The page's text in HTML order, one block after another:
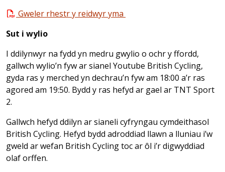
Gweler rhestr y reidwyr yma
Sut i wylio
I ddilynwyr na fydd yn medru gwylio o ochr y ffordd,
gallwch wylio’n fyw ar sianel Youtube British Cycling,
gyda ras y merched yn dechrau’n fyw am 18:00 a’r ras
agored am 19:50. Bydd y ras hefyd ar gael ar TNT Sport
2.
Gallwch hefyd ddilyn ar sianeli cyfryngau cymdeithasol
British Cycling. Hefyd bydd adroddiad llawn a lluniau i’w
gweld ar wefan British Cycling toc ar ôl i’r digwyddiad
olaf orffen.